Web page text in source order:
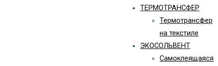
ТЕРМОТРАНСФЕР
Термотрансфер
на текстиле
ЭКОСОЛЬВЕНТ
Самоклеящаяся